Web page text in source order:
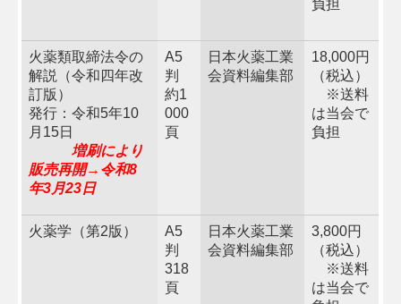
負担
火薬類取締法令の
解説（令和四年改
訂版）
発行：令和5年10
月15日
増刷により
販売再開→令和8
年3月23日
A5
判
約1
000
頁
日本火薬工業
会資料編集部
18,000円
（税込）
※送料
は当会で
負担
火薬学（第2版）
A5
判
318
頁
日本火薬工業
会資料編集部
3,800円
（税込）
※送料
は当会で